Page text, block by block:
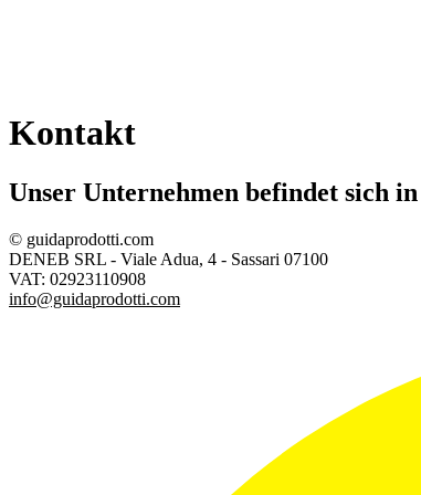
Kontakt
Unser Unternehmen befindet sich
© guidaprodotti.com
DENEB SRL - Viale Adua, 4 - Sassari 07100
VAT: 02923110908
info@guidaprodotti.com